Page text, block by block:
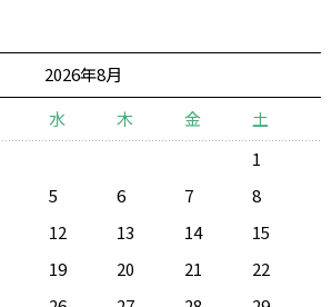
2026年8月
水 木 金
土
1
5 6 7
8
12 13 14
15
19 20 21
22